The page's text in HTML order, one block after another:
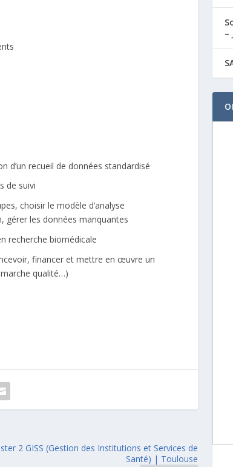
d’un recueil de données standardisé
de suivi
choisir le modèle d’analyse
gérer les données manquantes
recherche biomédicale
financer et mettre en œuvre un
qualité…)
2 GISS (Gestion des Institutions et Services de
Santé) | Toulouse
–